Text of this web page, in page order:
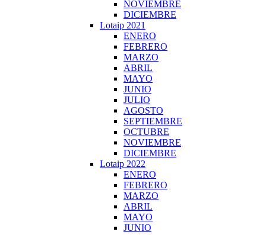
NOVIEMBRE
DICIEMBRE
Lotaip 2021
ENERO
FEBRERO
MARZO
ABRIL
MAYO
JUNIO
JULIO
AGOSTO
SEPTIEMBRE
OCTUBRE
NOVIEMBRE
DICIEMBRE
Lotaip 2022
ENERO
FEBRERO
MARZO
ABRIL
MAYO
JUNIO